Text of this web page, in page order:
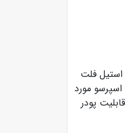
فلت
مورد
پودر